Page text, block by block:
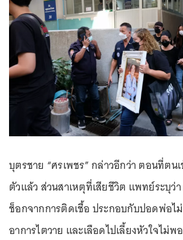
บุตรชาย “ศรเพชร” กล่าวอีกว่า ตอนที่ตน
ตัวแล้ว ส่วนสาเหตุที่เสียชีวิต แพทย์ระบุว่
ช็อกจากการติดเชื้อ ประกอบกับปอดพ่อไ
อาการไตวาย และเลือดไปเลี้ยงหัวใจไม่พ